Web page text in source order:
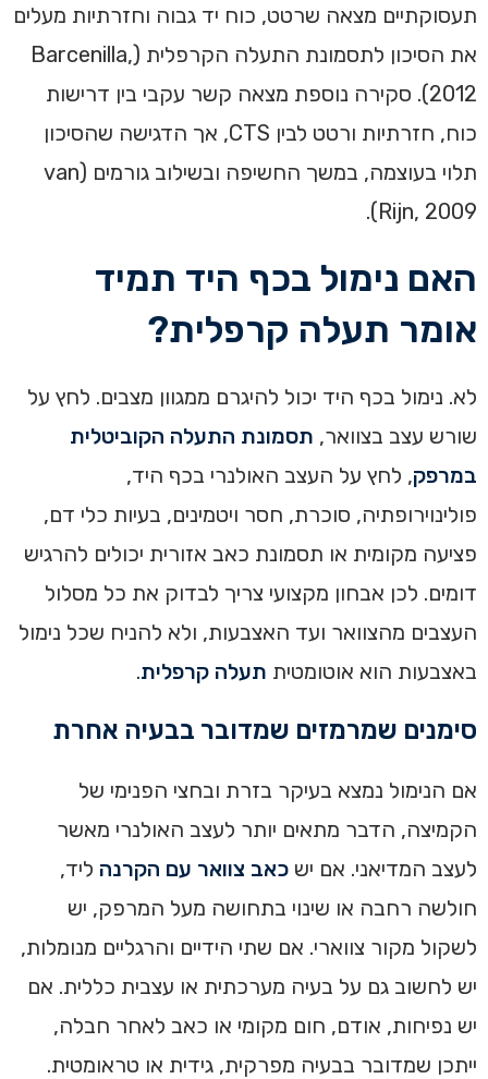
תעסוקתיים מצאה שרטט, כוח יד גבוה וחזרתיות מעלים
את הסיכון לתסמונת התעלה הקרפלית (Barcenilla,
2012). סקירה נוספת מצאה קשר עקבי בין דרישות
כוח, חזרתיות ורטט לבין CTS, אך הדגישה שהסיכון
תלוי בעוצמה, במשך החשיפה ובשילוב גורמים (van
Rijn, 2009).
האם נימול בכף היד תמיד
אומר תעלה קרפלית?
לא. נימול בכף היד יכול להיגרם ממגוון מצבים. לחץ על
שורש עצב בצוואר, תסמונת התעלה הקוביטלית
במרפק, לחץ על העצב האולנרי בכף היד,
פולינוירופתיה, סוכרת, חסר ויטמינים, בעיות כלי דם,
פציעה מקומית או תסמונת כאב אזורית יכולים להרגיש
דומים. לכן אבחון מקצועי צריך לבדוק את כל מסלול
העצבים מהצוואר ועד האצבעות, ולא להניח שכל נימול
באצבעות הוא אוטומטית תעלה קרפלית.
סימנים שמרמזים שמדובר בבעיה אחרת
אם הנימול נמצא בעיקר בזרת ובחצי הפנימי של
הקמיצה, הדבר מתאים יותר לעצב האולנרי מאשר
לעצב המדיאני. אם יש כאב צוואר עם הקרנה ליד,
חולשה רחבה או שינוי בתחושה מעל המרפק, יש
לשקול מקור צווארי. אם שתי הידיים והרגליים מנומלות,
יש לחשוב גם על בעיה מערכתית או עצבית כללית. אם
יש נפיחות, אודם, חום מקומי או כאב לאחר חבלה,
ייתכן שמדובר בבעיה מפרקית, גידית או טראומטית.